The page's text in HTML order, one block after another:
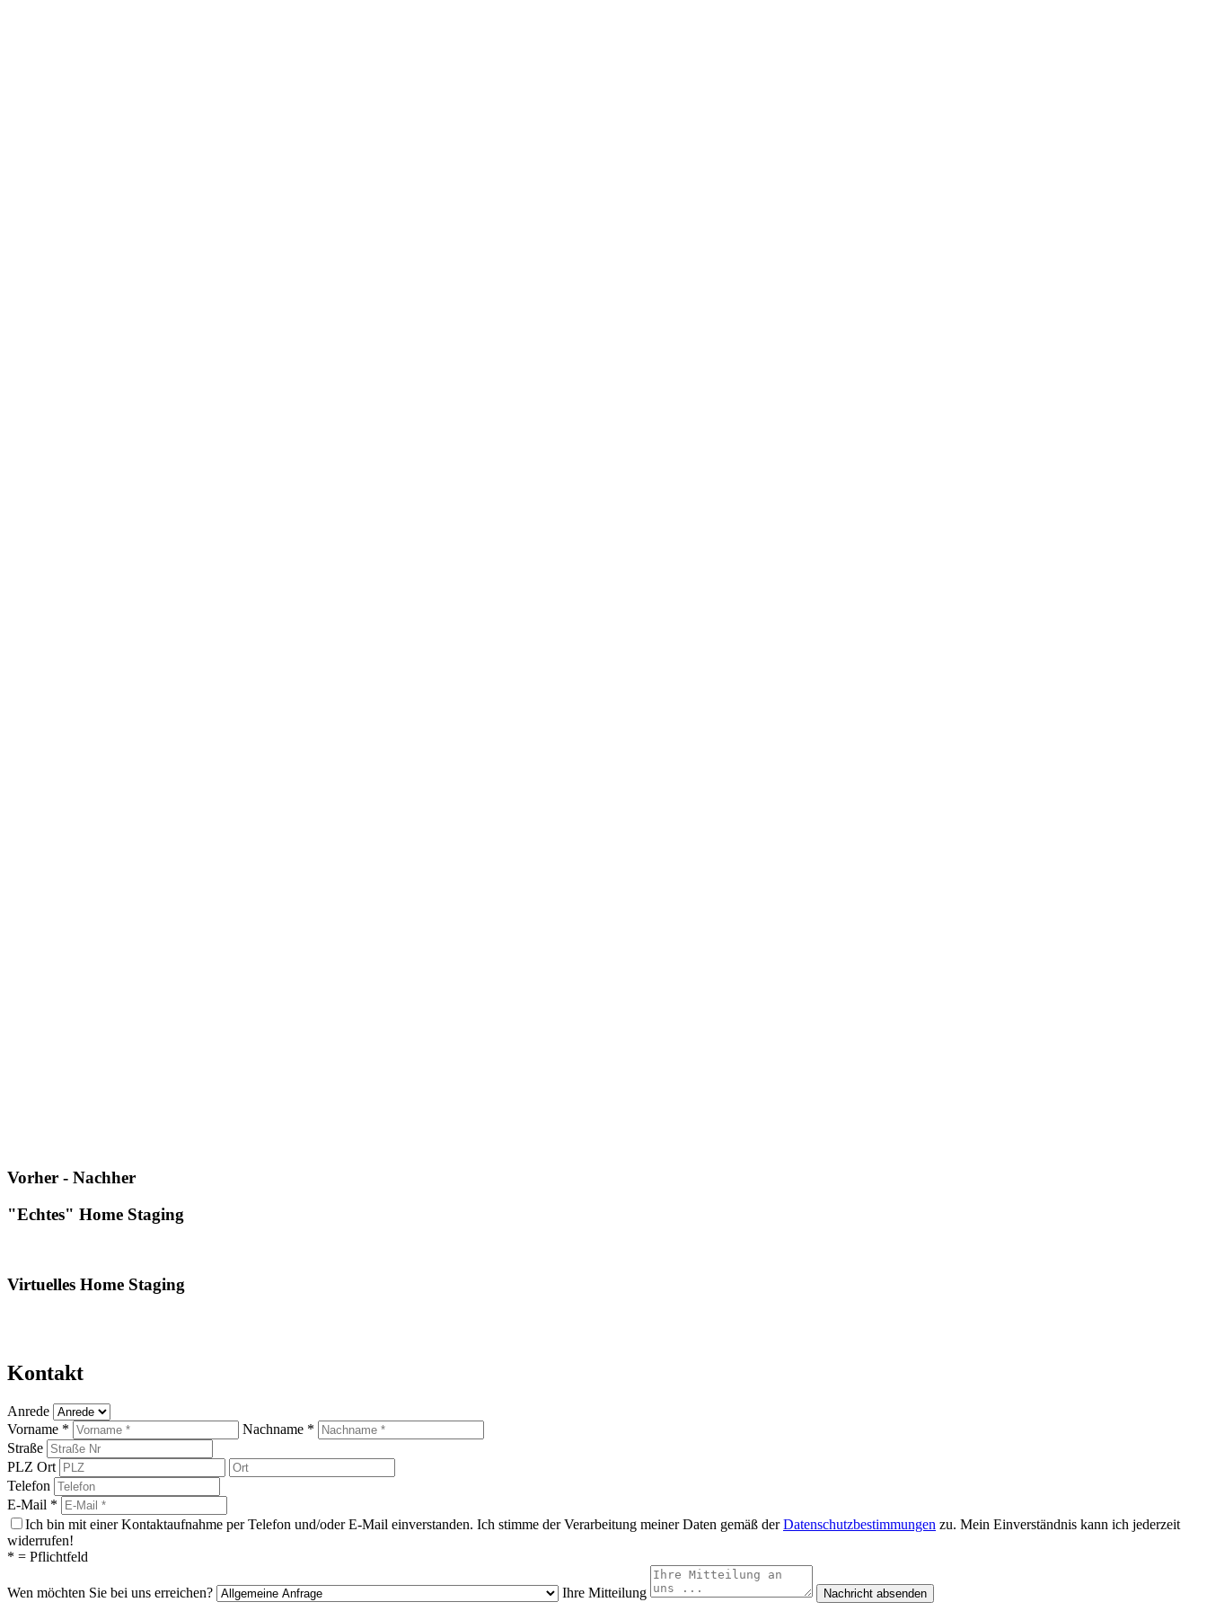
Vorher - Nachher
"Echtes" Home Staging
Virtuelles Home Staging
Kontakt
Anrede
Vorname *
Nachname *
Straße
PLZ Ort
Telefon
E-Mail *
Ich bin mit einer Kontaktaufnahme per Telefon und/oder E-Mail einverstanden. Ich stimme der Verarbeitung meiner Daten gemäß derDatenschutzbestimmungen zu. Mein Einverständnis kann ich jederzeit
widerrufen!
* = Pflichtfeld
Wen möchten Sie bei uns erreichen? Ihre Mitteilung